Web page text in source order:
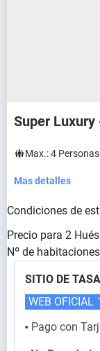
Super
Max.:4 Personas
Mas detalles
Condiciones de
Precio para 2
Nº de habitaciones
SITIO DE
⬤ Pago con
WEB OFICIAL